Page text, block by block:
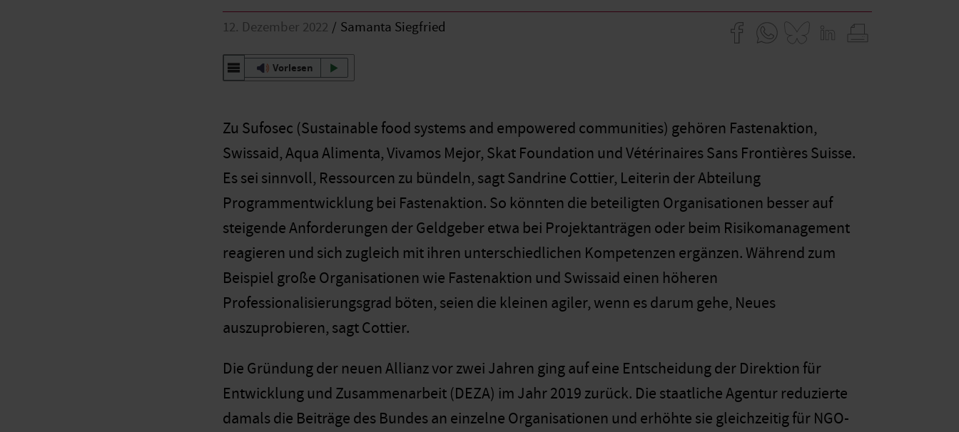
12. Dezember 2022 Samanta Siegfried
Vorlesen
Zu Sufosec (Sustainable food systems and empowered communities) gehören Fastenaktion,
Swissaid, Aqua Alimenta, Vivamos Mejor, Skat Foundation und Vétérinaires Sans Frontières Suisse.
Es sei sinnvoll, Ressourcen zu bündeln, sagt Sandrine Cottier, Leiterin der Abteilung
Programmentwicklung bei Fastenaktion. So könnten die beteiligten Organisationen besser auf
steigende Anforderungen der Geldgeber etwa bei Projektanträgen oder beim Risikomanagement
reagieren und sich zugleich mit ihren unterschiedlichen Kompetenzen ergänzen. Während zum
Beispiel große Organisationen wie Fastenaktion und Swissaid einen höheren
Professionalisierungsgrad böten, seien die kleinen agiler, wenn es darum gehe, Neues
auszuprobieren, sagt Cottier.
Die Gründung der neuen Allianz vor zwei Jahren ging auf eine Entscheidung der Direktion für
Entwicklung und Zusammenarbeit (DEZA) im Jahr 2019 zurück. Die staatliche Agentur reduzierte
damals die Beiträge des Bundes an einzelne Organisationen und erhöhte sie gleichzeitig für NGO-